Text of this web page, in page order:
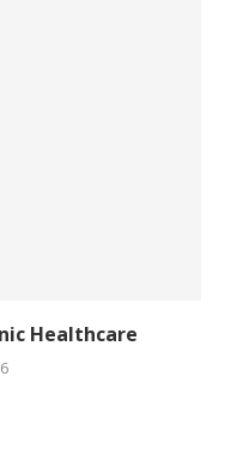
Healthcare